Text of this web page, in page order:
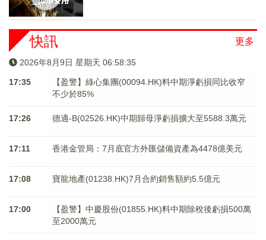
更多
快訊
2026年8月9日 星期天 06:58:35
17:35
【盈警】綠心集團(00094.HK)料中期淨虧損同比收窄
不少於85%
17:26 德適-B(02526.HK)中期歸母淨虧損擴大至5588.3萬元
17:11 香港金管局：7月底官方外匯儲備資產為4478億美元
17:08 寶龍地產(01238.HK)7月合約銷售額約5.5億元
17:00
【盈警】中慶股份(01855.HK)料中期除稅後虧損500萬
至2000萬元